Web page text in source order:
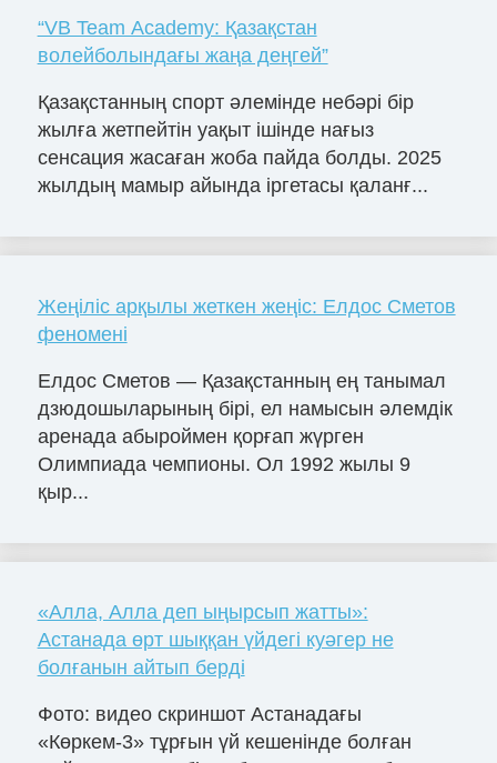
“VB Team Academy: Қазақстан
волейболындағы жаңа деңгей”
Қазақстанның спорт әлемінде небәрі бір
жылға жетпейтін уақыт ішінде нағыз
сенсация жасаған жоба пайда болды. 2025
жылдың мамыр айында іргетасы қаланғ...
Жеңіліс арқылы жеткен жеңіс: Елдос Сметов
феномені
Елдос Сметов — Қазақстанның ең танымал
дзюдошыларының бірі, ел намысын әлемдік
аренада абыроймен қорғап жүрген
Олимпиада чемпионы. Ол 1992 жылы 9
қыр...
«Алла, Алла деп ыңырсып жатты»:
Астанада өрт шыққан үйдегі куәгер не
болғанын айтып берді
Фото: видео скриншот Астанадағы
«Көркем-3» тұрғын үй кешенінде болған